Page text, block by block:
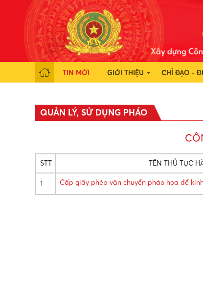
TIN MỚI GIỚI THIỆU CHỈ ĐẠO -
QUẢN LÝ, SỬ DỤNG PHÁO
STT TÊN THỦ TỤC
1 Cấp giấy phép vận chuyển pháo hoa để